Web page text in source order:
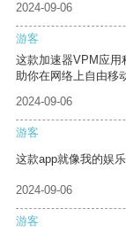
2024-09-06
游客
这款加速器VPM应用
助你在网络上自由移
2024-09-06
游客
这款app就像我的娱
2024-09-06
游客